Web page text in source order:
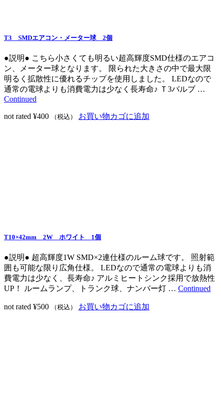
T3 SMDエアコン・メーター球 2個
●説明● こちら小さくても明るい超高輝度SMD仕様のエアコ
ン、メーター球となります。 限られた大きさの中で最大限
明るく拡散性に優れるチップを使用しました。 LEDなので
通常の電球よりも消費電力は少なく長寿命♪ Ｔ3バルブ …
Continued
not rated ¥400 （税込） お買い物カゴに追加
T10×42mm 2W ホワイト 1個
●説明● 超高輝度1W SMD×2連仕様のルーム球です。 照射範
囲も可能な限り広角仕様。 LEDなので通常の電球よりも消
費電力は少なく、長寿命♪ アルミヒートシンク採用で放熱性
UP！ ルームランプ、トランク球、ナンバー灯 … Continued
not rated ¥500 （税込） お買い物カゴに追加